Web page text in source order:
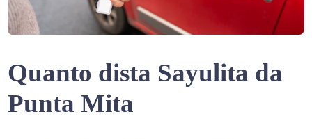
Quanto dista Sayulita da
Punta Mita